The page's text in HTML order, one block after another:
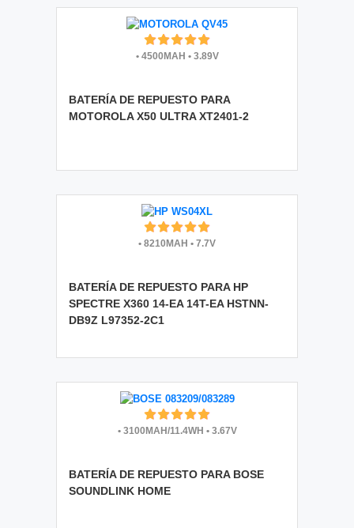
•4500MAH •3.89V
BATERÍA DE REPUESTO PARA
MOTOROLA X50 ULTRA XT2401-2
• 8210MAH • 7.7V
BATERÍA DE REPUESTO PARA HP
SPECTRE X360 14-EA 14T-EA HSTNN-
DB9Z L97352-2C1
•3100MAH/11.4WH •3.67V
BATERÍA DE REPUESTO PARA BOSE
SOUNDLINK HOME